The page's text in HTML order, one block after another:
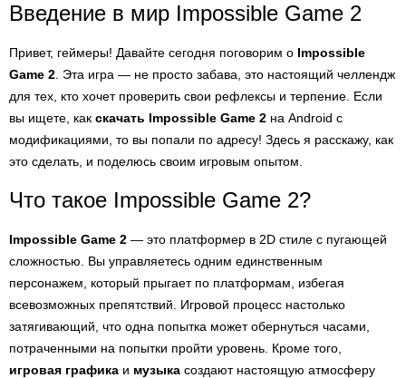
Введение в мир Impossible Game 2
Привет, геймеры! Давайте сегодня поговорим о Impossible
Game 2 . Эта игра — не просто забава, это настоящий челлендж
для тех, кто хочет проверить свои рефлексы и терпение. Если
вы ищете, как скачать Impossible Game 2 на Android с
модификациями, то вы попали по адресу! Здесь я расскажу, как
это сделать, и поделюсь своим игровым опытом.
Что такое Impossible Game 2?
Impossible Game 2 — это платформер в 2D стиле с пугающей
сложностью. Вы управляетесь одним единственным
персонажем, который прыгает по платформам, избегая
всевозможных препятствий. Игровой процесс настолько
затягивающий, что одна попытка может обернуться часами,
потраченными на попытки пройти уровень. Кроме того,
игровая графика и музыка создают настоящую атмосферу